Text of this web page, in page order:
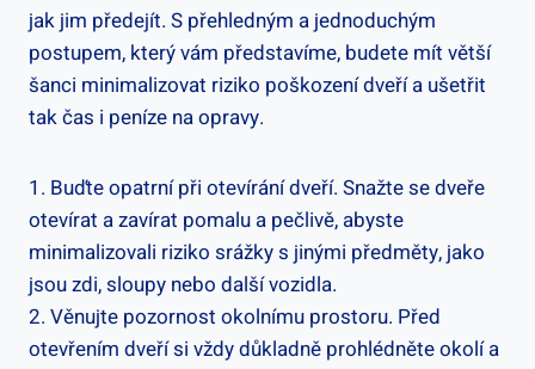
jak jim předejít. S přehledným a jednoduchým
postupem, který vám představíme, budete mít větší
šanci minimalizovat riziko poškození dveří a ušetřit
tak čas i peníze na opravy.
1. Buďte opatrní při otevírání dveří. Snažte se dveře
otevírat a zavírat pomalu a pečlivě, abyste
minimalizovali riziko srážky s jinými předměty, jako
jsou zdi, sloupy nebo další vozidla.
2. Věnujte pozornost okolnímu prostoru. Před
otevřením dveří si vždy důkladně prohlédněte okolí a